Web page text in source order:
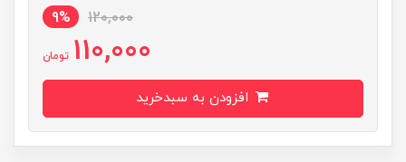
120,000
9%
110,000 تومان